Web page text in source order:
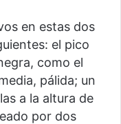
en estas dos
el pico
como el
pálida; un
a la altura de
por dos